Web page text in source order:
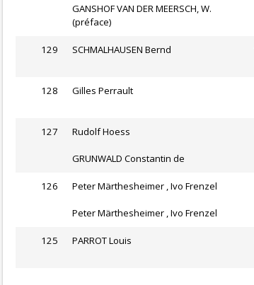
GANSHOF VAN DER MEERSCH, W.
(préface)
129 SCHMALHAUSEN Bernd
128 Gilles Perrault
127 Rudolf Hoess
GRUNWALD Constantin de
126 Peter Märthesheimer , Ivo Frenzel
Peter Märthesheimer , Ivo Frenzel
125 PARROT Louis